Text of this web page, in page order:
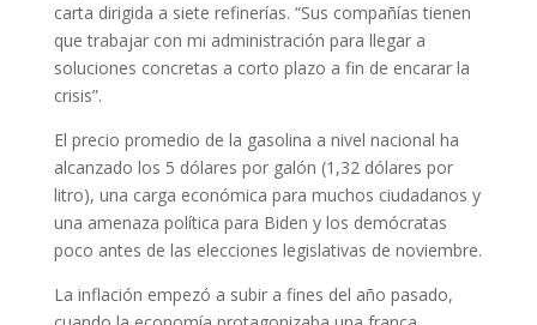
carta dirigida a siete refinerías. “Sus compañías tienen
que trabajar con mi administración para llegar a
soluciones concretas a corto plazo a fin de encarar la
crisis”.
El precio promedio de la gasolina a nivel nacional ha
alcanzado los 5 dólares por galón (1,32 dólares por
litro), una carga económica para muchos ciudadanos y
una amenaza política para Biden y los demócratas
poco antes de las elecciones legislativas de noviembre.
La inflación empezó a subir a fines del año pasado,